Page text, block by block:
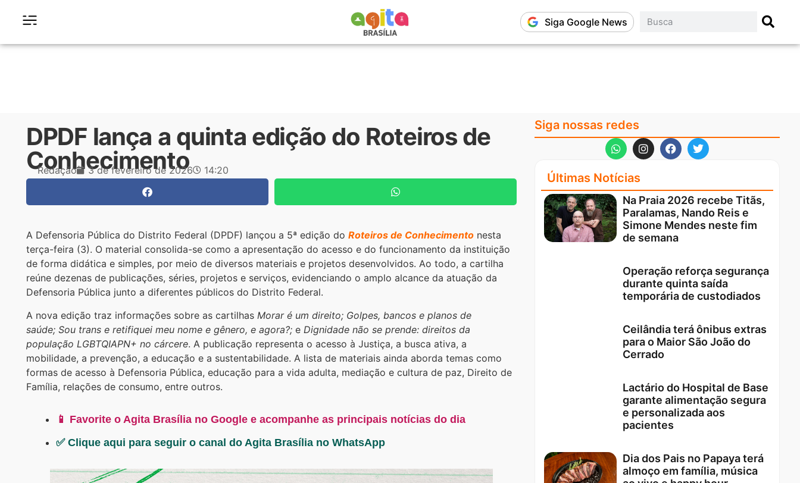
Siga Google News
DPDF lança a quinta edição do Roteiros de
Conhecimento
Redação 3 de fevereiro de 2026 14:20
A Defensoria Pública do Distrito Federal (DPDF) lançou a 5ª edição do Roteiros de Conhecimento nesta
terça-feira (3). O material consolida-se como a apresentação do acesso e do funcionamento da instituição
de forma didática e simples, por meio de diversos materiais e projetos desenvolvidos. Ao todo, a cartilha
reúne dezenas de publicações, séries, projetos e serviços, evidenciando o amplo alcance da atuação da
Defensoria Pública junto a diferentes públicos do Distrito Federal.
A nova edição traz informações sobre as cartilhas Morar é um direito; Golpes, bancos e planos de
saúde; Sou trans e retifiquei meu nome e gênero, e agora?; e Dignidade não se prende: direitos da
população LGBTQIAPN+ no cárcere. A publicação representa o acesso à Justiça, a busca ativa, a
mobilidade, a prevenção, a educação e a sustentabilidade. A lista de materiais ainda aborda temas como
formas de acesso à Defensoria Pública, educação para a vida adulta, mediação e cultura de paz, Direito de
Família, relações de consumo, entre outros.
📱 Favorite o Agita Brasília no Google e acompanhe as principais notícias do dia
✅ Clique aqui para seguir o canal do Agita Brasília no WhatsApp
Siga nossas redes
Últimas Notícias
Na Praia 2026 recebe Titãs,
Paralamas, Nando Reis e
Simone Mendes neste fim
de semana
Operação reforça segurança
durante quinta saída
temporária de custodiados
Ceilândia terá ônibus extras
para o Maior São João do
Cerrado
Lactário do Hospital de Base
garante alimentação segura
e personalizada aos
pacientes
Dia dos Pais no Papaya terá
almoço em família, música